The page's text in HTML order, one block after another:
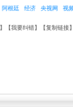
阿根廷 经济 央视网 视
】【我要纠错】【复制链接